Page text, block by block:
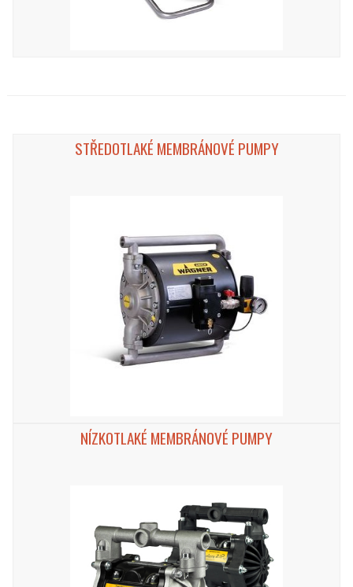
STŘEDOTLAKÉ MEMBRÁNOVÉ PUMPY
NÍZKOTLAKÉ MEMBRÁNOVÉ PUMPY